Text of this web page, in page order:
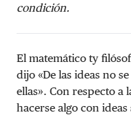
condición.
El matemático ty
dijo «De las ideas no
ellas». Con respecto a
hacerse algo con